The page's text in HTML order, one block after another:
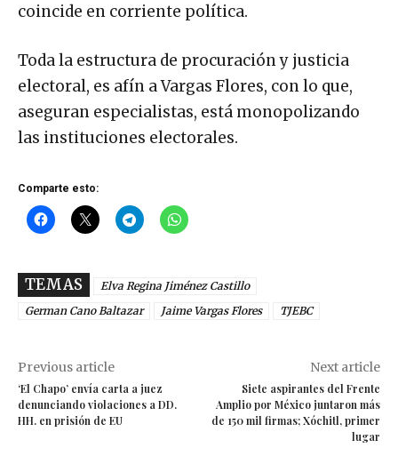
coincide en corriente política.
Toda la estructura de procuración y justicia
electoral, es afín a Vargas Flores, con lo que,
aseguran especialistas, está monopolizando
las instituciones electorales.
Comparte esto:
TEMAS
Elva Regina Jiménez Castillo
German Cano Baltazar
Jaime Vargas Flores TJEBC
Previous article
‘El Chapo’ envía carta a juez
denunciando violaciones a DD.
HH. en prisión de EU
Next article
Siete aspirantes del Frente
Amplio por México juntaron más
de 150 mil firmas; Xóchitl, primer
lugar